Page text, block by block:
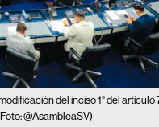
del inciso 1° del artículo
@AsambleaSV)